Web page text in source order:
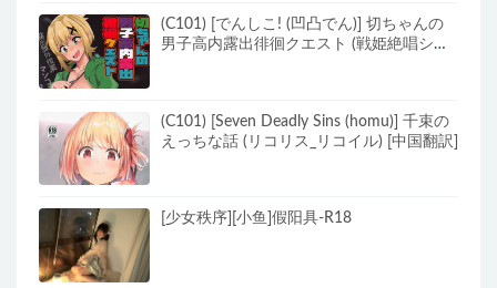
(C101) [でんしこ! (凹凸でん)] 切ちゃんの
男子高内露出徘徊クエスト (戦姫絶唱シン
(C101) [Seven Deadly Sins (homu)] 千束の
えっちな話 (リコリス_リコイル) [中国翻訳]
[少女秩序][小鱼]假阳具-R18